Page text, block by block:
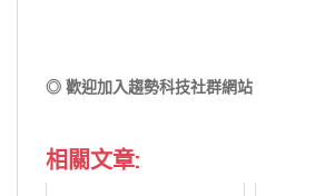
◎ 歡迎加入趨勢科技社群網站
相關文章: